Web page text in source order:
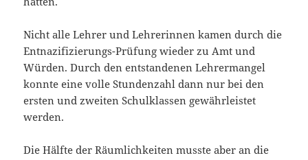
Nicht alle Lehrer und Lehrerinnen kamen durch die
Entnazifizierungs-Prüfung wieder zu Amt und
Würden. Durch den entstandenen Lehrermangel
konnte eine volle Stundenzahl dann nur bei den
ersten und zweiten Schulklassen gewährleistet
werden.
Die Hälfte der Räumlichkeiten musste aber an die